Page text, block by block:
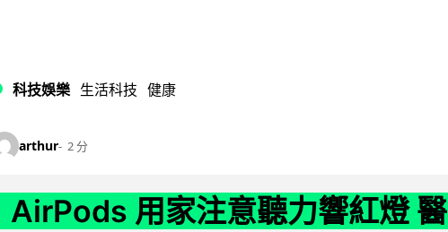
科技娛樂 生活科技 健康
arthur 2 分
AirPods 用家注意聽力響紅燈 醫